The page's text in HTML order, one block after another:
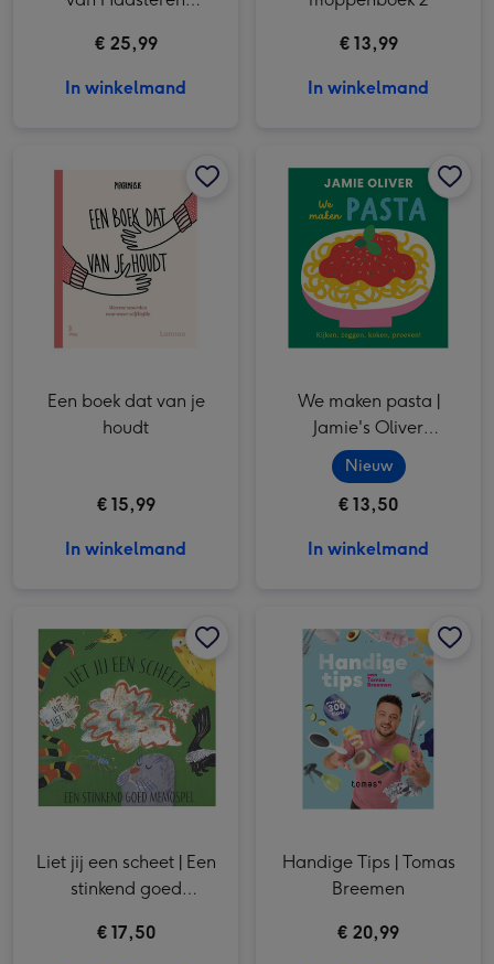
€ 25,99
In winkelmand
€ 13,99
In winkelmand
Een boek dat van je
houdt
€ 15,99
In winkelmand
We maken pasta |
Jamie's Oliver
Keukenbieb
Nieuw
€ 13,50
In winkelmand
Liet jij een scheet | Een
stinkend goed
€ 17,50
Handige Tips | Tomas
Breemen
€ 20,99